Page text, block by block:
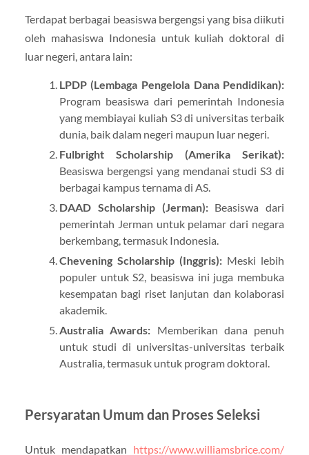
Terdapat berbagai beasiswa bergengsi yang bisa diikuti
oleh mahasiswa Indonesia untuk kuliah doktoral di
luar negeri, antara lain:
LPDP (Lembaga Pengelola Dana Pendidikan):
Program beasiswa dari pemerintah Indonesia
yang membiayai kuliah S3 di universitas terbaik
dunia, baik dalam negeri maupun luar negeri.
Fulbright Scholarship (Amerika Serikat):
Beasiswa bergengsi yang mendanai studi S3 di
berbagai kampus ternama di AS.
DAAD Scholarship (Jerman):Beasiswa dari
pemerintah Jerman untuk pelamar dari negara
berkembang, termasuk Indonesia.
Chevening Scholarship (Inggris): Meski lebih
populer untuk S2, beasiswa ini juga membuka
kesempatan bagi riset lanjutan dan kolaborasi
akademik.
Australia Awards: Memberikan dana penuh
untuk studi di universitas-universitas terbaik
Australia, termasuk untuk program doktoral.
Persyaratan Umum dan Proses Seleksi
Untuk mendapatkan https://www.williamsbrice.com/